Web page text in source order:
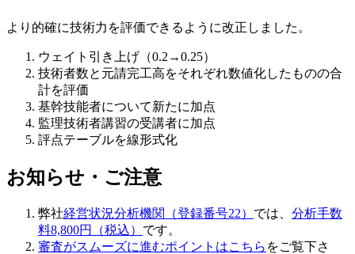
より的確に技術力を評価できるように改正しました。
ウェイト引き上げ（0.2→0.25）
技術者数と元請完工高をそれぞれ数値化したものの合
計を評価
基幹技能者について新たに加点
監理技術者講習の受講者に加点
評点テーブルを線形式化
お知らせ・ご注意
弊社経営状況分析機関（登録番号22） では、 分析手数
料8,800円（税込） です。
審査がスムーズに進むポイントはこちら をご覧下さ